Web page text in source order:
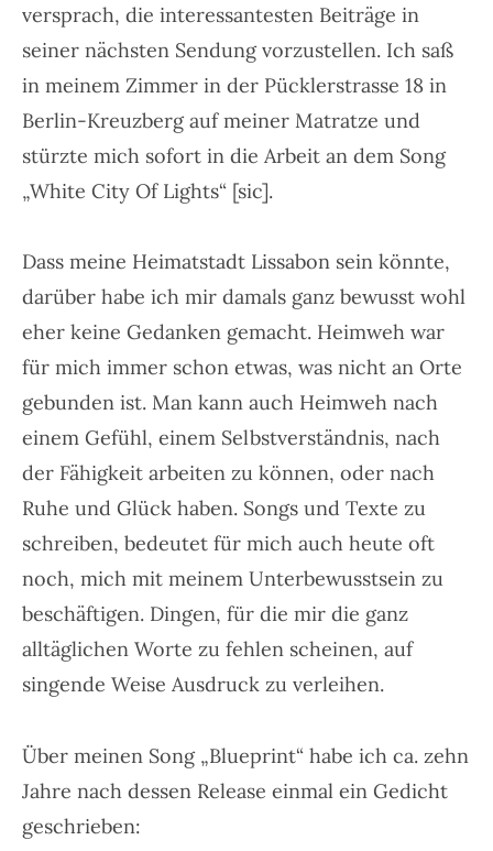
versprach, die interessantesten Beiträge in
seiner nächsten Sendung vorzustellen. Ich saß
in meinem Zimmer in der Pücklerstrasse 18 in
Berlin-Kreuzberg auf meiner Matratze und
stürzte mich sofort in die Arbeit an dem Song
„White City Of Lights“ [sic].
Dass meine Heimatstadt Lissabon sein könnte,
darüber habe ich mir damals ganz bewusst wohl
eher keine Gedanken gemacht. Heimweh war
für mich immer schon etwas, was nicht an Orte
gebunden ist. Man kann auch Heimweh nach
einem Gefühl, einem Selbstverständnis, nach
der Fähigkeit arbeiten zu können, oder nach
Ruhe und Glück haben. Songs und Texte zu
schreiben, bedeutet für mich auch heute oft
noch, mich mit meinem Unterbewusstsein zu
beschäftigen. Dingen, für die mir die ganz
alltäglichen Worte zu fehlen scheinen, auf
singende Weise Ausdruck zu verleihen.
Über meinen Song „Blueprint“ habe ich ca. zehn
Jahre nach dessen Release einmal ein Gedicht
geschrieben: